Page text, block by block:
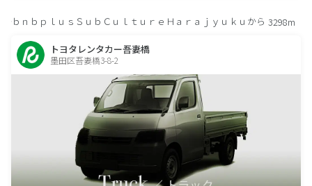
ｂｎｂｐｌｕｓＳｕｂＣｕｌｔｕｒｅＨａｒａｊｙｕｋｕから 3298m
トヨタレンタカー吾妻橋
墨田区吾妻橋3-8-2